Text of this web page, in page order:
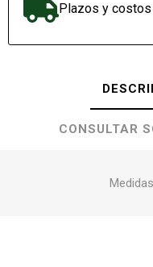
Plazos y
CONSULTAR